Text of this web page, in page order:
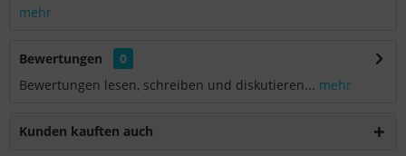
mehr
Bewertungen
0
Bewertungen lesen, schreiben und diskutieren... mehr
Kunden kauften auch